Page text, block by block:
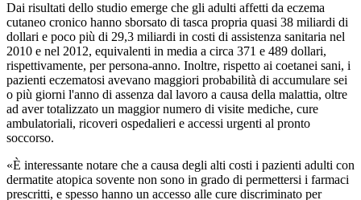
Dai risultati dello studio emerge che gli adulti affetti da eczema
cutaneo cronico hanno sborsato di tasca propria quasi 38 miliardi di
dollari e poco più di 29,3 miliardi in costi di assistenza sanitaria nel
2010 e nel 2012, equivalenti in media a circa 371 e 489 dollari,
rispettivamente, per persona-anno. Inoltre, rispetto ai coetanei sani, i
pazienti eczematosi avevano maggiori probabilità di accumulare sei
o più giorni l'anno di assenza dal lavoro a causa della malattia, oltre
ad aver totalizzato un maggior numero di visite mediche, cure
ambulatoriali, ricoveri ospedalieri e accessi urgenti al pronto
soccorso.
«È interessante notare che a causa degli alti costi i pazienti adulti con
dermatite atopica sovente non sono in grado di permettersi i farmaci
prescritti, e spesso hanno un accesso alle cure discriminato per